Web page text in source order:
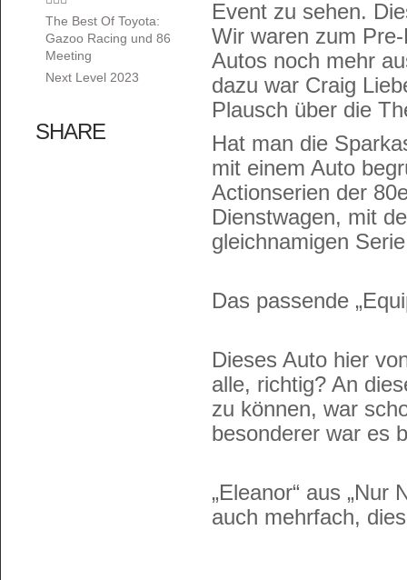
The Best Of Toyota:
Gazoo Racing und 86
Meeting
Next Level 2023
SHARE
Event zu sehen.
Wir waren zum
Autos noch mehr
dazu war Craig
Plausch über die
Hat man die
mit einem Auto
Actionserien der
Dienstwagen, mit
gleichnamigen
Das passende
Dieses Auto hier
alle, richtig? An
zu können, war
besonderer war es
„Eleanor“ aus „Nur
auch mehrfach,